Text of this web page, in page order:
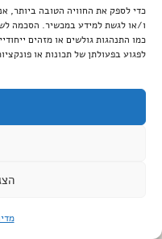
כדי לספק את החוויה הטובה ביותר,
ו/או לגשת למידע במכשיר. הסכמה
כמו התנהגות גולשים או מזהים
לפגוע בפעולתן של תכונות או
2026 © כל הזכויות שמורות למיכל שמיר